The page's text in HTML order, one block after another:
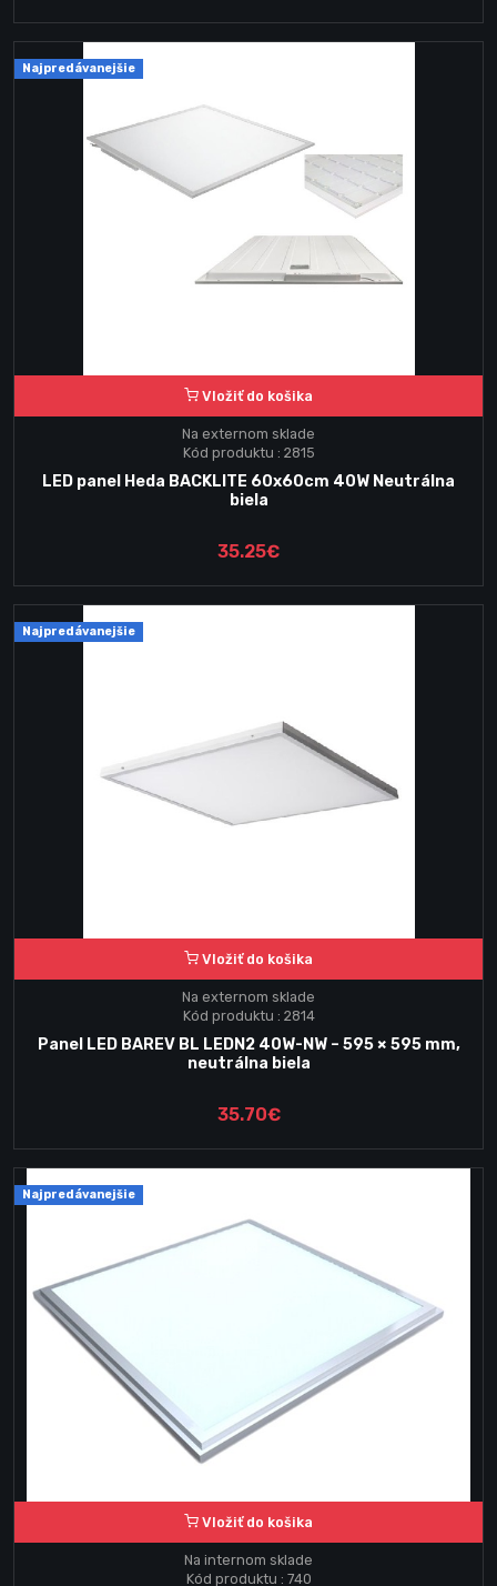
Najpredávanejšie
Vložiť do košika
Na externom sklade
Kód produktu : 2815
LED panel Heda BACKLITE 60x60cm 40W Neutrálna
biela
35.25€
Najpredávanejšie
Vložiť do košika
Na externom sklade
Kód produktu : 2814
Panel LED BAREV BL LEDN2 40W-NW – 595 × 595 mm,
neutrálna biela
35.70€
Najpredávanejšie
Vložiť do košika
Na internom sklade
Kód produktu : 740